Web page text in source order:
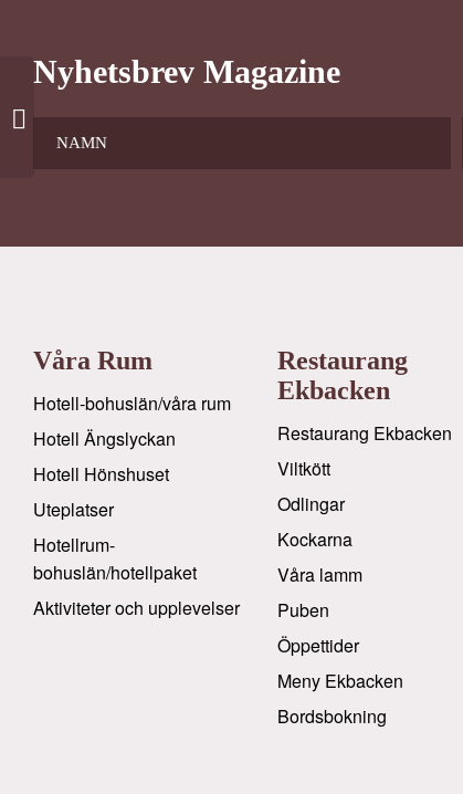
Våra Rum
Hotell-bohuslän/våra rum
Hotell Ängslyckan
Hotell Hönshuset
Uteplatser
Hotellrum-
bohuslän/hotellpaket
Aktiviteter och upplevelser
Restaurang
Ekbacken
Restaurang Ekbacken
Viltkött
Odlingar
Kockarna
Våra lamm
Puben
Öppettider
Meny Ekbacken
Bordsbokning
Nyhetsbrev Magazine
Ankomst fika